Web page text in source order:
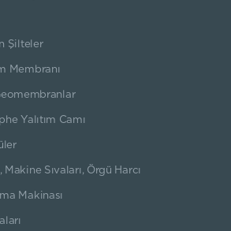
Şilteler
Membranı
Yalıtım Camı
Sıvaları, Örgü Harcı
Makinası